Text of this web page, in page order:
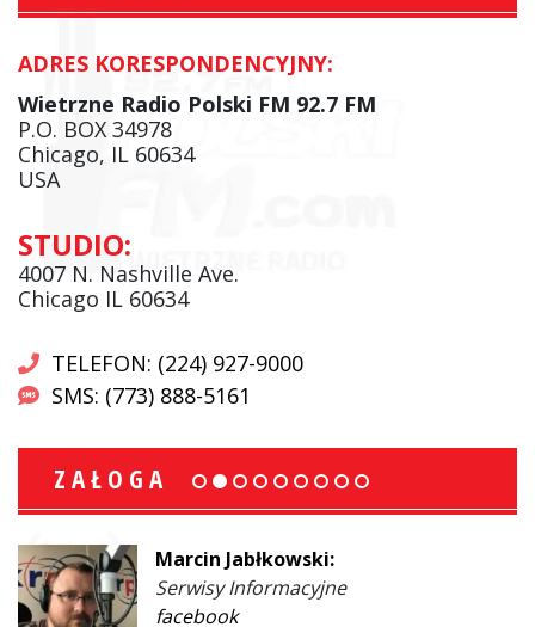
ADRES KORESPONDENCYJNY:
Wietrzne Radio Polski FM 92.7 FM
P.O. BOX 34978
Chicago, IL 60634
USA
STUDIO:
4007 N. Nashville Ave.
Chicago IL 60634
TELEFON: (224) 927-9000
SMS: (773) 888-5161
ZAŁOGA
Marcin Jabłkowski:
Serwisy Informacyjne
facebook